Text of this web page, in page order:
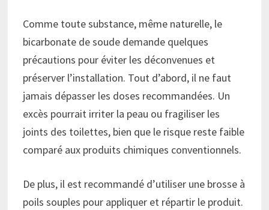
Comme toute substance, même naturelle, le
bicarbonate de soude demande quelques
précautions pour éviter les déconvenues et
préserver l’installation. Tout d’abord, il ne faut
jamais dépasser les doses recommandées. Un
excès pourrait irriter la peau ou fragiliser les
joints des toilettes, bien que le risque reste faible
comparé aux produits chimiques conventionnels.
De plus, il est recommandé d’utiliser une brosse à
poils souples pour appliquer et répartir le produit.